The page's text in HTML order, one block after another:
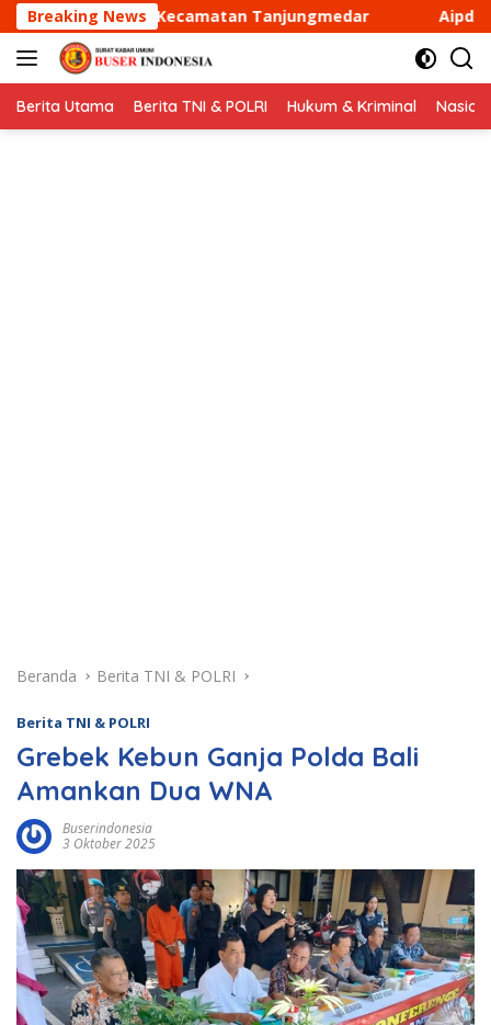
Langsung
ke
konten
Breaking News
Tanjungmedar Aipda Dani Santika sambangi
Berita Utama Berita TNI & POLRI Hukum & Kriminal
Beranda Berita TNI & POLRI
Berita TNI & POLRI
Grebek Kebun Ganja Polda Bali
Amankan Dua WNA
Buserindonesia
3 Oktober 2025